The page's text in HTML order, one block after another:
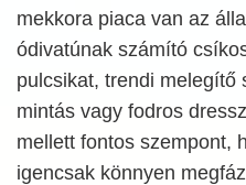
mekkora piaca van az
ódivatúnak számító
pulcsikat, trendi melegítő
mintás vagy fodros
mellett fontos szempont,
igencsak könnyen